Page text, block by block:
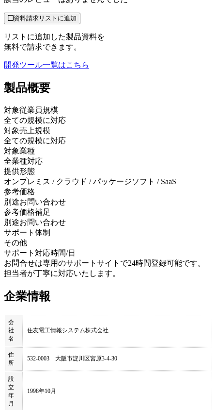
資料請求リストに追加
リストに追加した製品資料を
無料で請求できます。
開発ツール一覧はこちら
製品概要
対象従業員規模
全ての規模に対応
対象売上規模
全ての規模に対応
対象業種
全業種対応
提供形態
オンプレミス / クラウド / パッケージソフト / SaaS
参考価格
別途お問い合わせ
参考価格補足
別途お問い合わせ
サポート体制
その他
サポート対応時間/日
お問合せは専用のサポートサイトで24時間登録可能です。
担当者が丁寧に対応いたします。
企業情報
会
社
名
住友電工情報システム株式会社
住
所
532-0003 大阪市淀川区宮原3-4-30
設
立
年
月
1998年10月